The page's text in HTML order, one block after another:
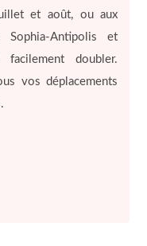
et août, ou aux
Antipolis et
doubler.
vos déplacements